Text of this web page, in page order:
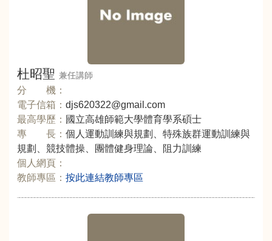
杜昭聖 兼任講師
分 機：
電子信箱： djs620322@gmail.com
最高學歷： 國立高雄師範大學體育學系碩士
專 長： 個人運動訓練與規劃、特殊族群運動訓練與
規劃、競技體操、團體健身理論、阻力訓練
個人網頁：
教師專區： 按此連結教師專區